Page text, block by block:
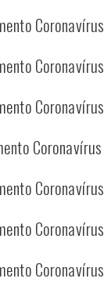
Coronavírus
Coronavírus
Coronavírus
Coronavírus
Coronavírus
Coronavírus
Coronavírus